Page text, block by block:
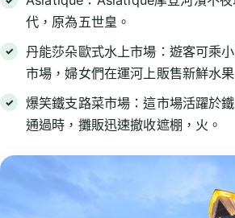
代，原為五世皇。
丹能莎朵歐式水上市場：遊客可乘
市場，婦女們在運河上販售新鮮水果
爆笑鐵支路菜市場：這市場活躍於
通過時，攤販迅速撤收遮棚，火。